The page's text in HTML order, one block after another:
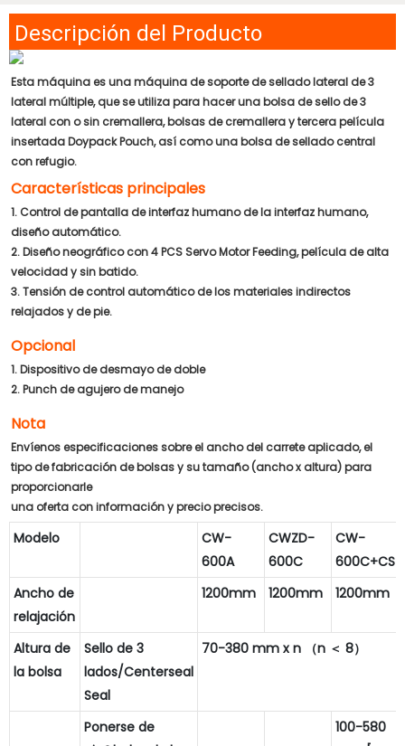
Descripción del Producto
Esta máquina es una máquina de soporte de sellado lateral de 3
lateral múltiple, que se utiliza para hacer una bolsa de sello de 3
lateral con o sin cremallera, bolsas de cremallera y tercera película
insertada Doypack Pouch, así como una bolsa de sellado central
con refugio.
Características principales
1. Control de pantalla de interfaz humano de la interfaz humano,
diseño automático.
2. Diseño neográfico con 4 PCS Servo Motor Feeding, película de alta
velocidad y sin batido.
3. Tensión de control automático de los materiales indirectos
relajados y de pie.
Opcional
1. Dispositivo de desmayo de doble
2. Punch de agujero de manejo
Nota
Envíenos especificaciones sobre el ancho del carrete aplicado, el
tipo de fabricación de bolsas y su tamaño (ancho x altura) para
proporcionarle
una oferta con información y precio precisos.
Modelo
CW-
600A
CWZD-
600C
CW-
600C+CS
Ancho de
relajación
1200mm 1200mm 1200mm
Altura de
la bolsa
Sello de 3
lados/Centerseal
Seal
70-380 mm x n （n ＜ 8）
Ponerse de
100-580